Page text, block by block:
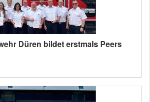
Düren bildet erstmals Peers